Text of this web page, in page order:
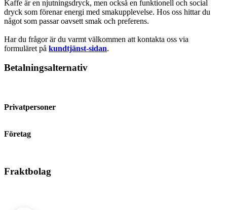
Kaffe är en njutningsdryck, men också en funktionell och social
dryck som förenar energi med smakupplevelse. Hos oss hittar du
något som passar oavsett smak och preferens.
Har du frågor är du varmt välkommen att kontakta oss via
formuläret på kundtjänst-sidan.
Betalningsalternativ
Privatpersoner
Företag
Fraktbolag